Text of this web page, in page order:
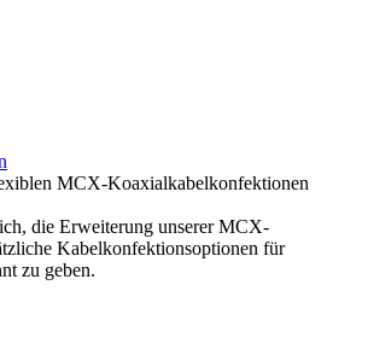
MCX-Koaxialkabelkonfektionen
die Erweiterung unserer MCX-
Kabelkonfektionsoptionen für
zu geben.